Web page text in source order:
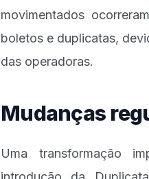
movimentados
boletos e duplicatas,
das operadoras.
Mudanças
Uma transformação